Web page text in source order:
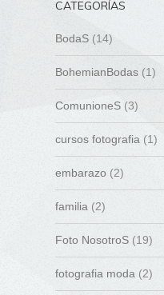
CATEGORÍAS
BodaS (14)
BohemianBodas (1)
ComunioneS (3)
cursos fotografia (1)
embarazo (2)
familia (2)
Foto NosotroS (19)
fotografia moda (2)